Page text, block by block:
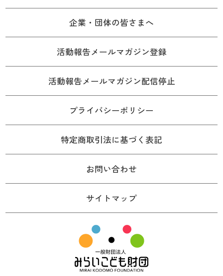
企業・団体の皆さまへ
活動報告メールマガジン登録
活動報告メールマガジン配信停止
プライバシーポリシー
特定商取引法に基づく表記
お問い合わせ
サイトマップ